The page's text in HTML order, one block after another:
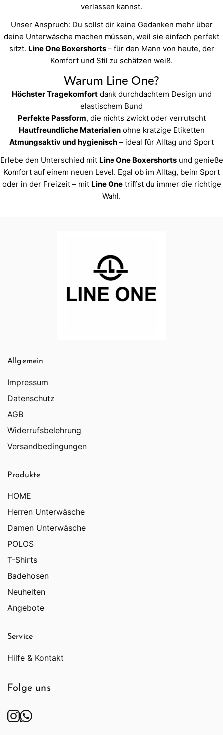
verlassen kannst.
Unser Anspruch: Du sollst dir keine Gedanken mehr über
deine Unterwäsche machen müssen, weil sie einfach perfekt
sitzt. Line One Boxershorts– für den Mann von heute, der
Komfort und Stil zu schätzen weiß.
Warum Line One?
Höchster Tragekomfortdank durchdachtem Design und
elastischem Bund
Perfekte Passform, die nichts zwickt oder verrutscht
Hautfreundliche Materialienohne kratzige Etiketten
Atmungsaktiv und hygienisch – ideal für Alltag und Sport
Erlebe den Unterschied mit Line One Boxershortsund genieße
Komfort auf einem neuen Level. Egal ob im Alltag, beim Sport
oder in der Freizeit – mit Line Onetriffst du immer die richtige
Wahl.
Allgemein
Impressum
Datenschutz
AGB
Widerrufsbelehrung
Versandbedingungen
Produkte
HOME
Herren Unterwäsche
Damen Unterwäsche
POLOS
T-Shirts
Badehosen
Neuheiten
Angebote
Service
Hilfe & Kontakt
Folge uns